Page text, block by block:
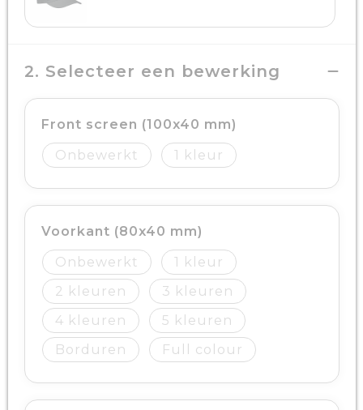
2. Selecteer een bewerking
Front screen (100x40 mm)
Onbewerkt
1
Voorkant (80x40 mm)
Onbewerkt
1
2
3
4
5
Borduren
Full colour